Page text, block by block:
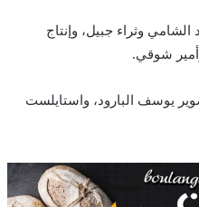
وثراء جبيل، وإنتاج
شوقي.
يوسف البارود، واستايلست